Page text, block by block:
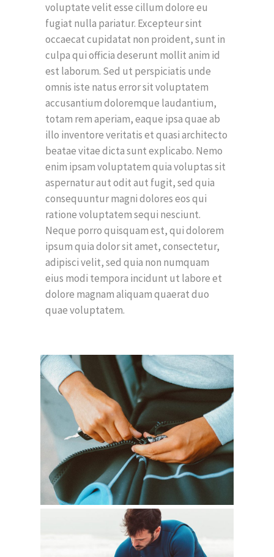
voluptate velit esse cillum dolore eu
fugiat nulla pariatur. Excepteur sint
occaecat cupidatat non proident, sunt in
culpa qui officia deserunt mollit anim id
est laborum. Sed ut perspiciatis unde
omnis iste natus error sit voluptatem
accusantium doloremque laudantium,
totam rem aperiam, eaque ipsa quae ab
illo inventore veritatis et quasi architecto
beatae vitae dicta sunt explicabo. Nemo
enim ipsam voluptatem quia voluptas sit
aspernatur aut odit aut fugit, sed quia
consequuntur magni dolores eos qui
ratione voluptatem sequi nesciunt.
Neque porro quisquam est, qui dolorem
ipsum quia dolor sit amet, consectetur,
adipisci velit, sed quia non numquam
eius modi tempora incidunt ut labore et
dolore magnam aliquam quaerat duo
quae voluptatem.